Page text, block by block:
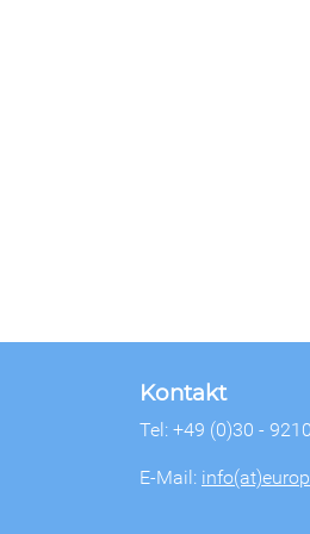
Kontakt
Tel: +49 (0)30 -
E-Mail: